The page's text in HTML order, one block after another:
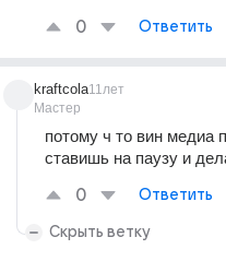
0 Ответить
kraftcola
Мастер
11лет
потому ч то вин медиа
ставишь на паузу и
0 Ответить
Скрыть ветку